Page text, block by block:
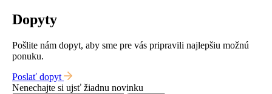
Dopyty
Pošlite nám dopyt, aby sme pre vás pripravili najlepšiu možnú
ponuku.
Poslať dopyt
Nenechajte si ujsť žiadnu novinku